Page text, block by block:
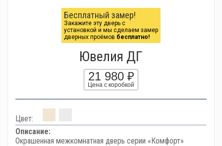
Бесплатный замер!
Закажите эту дверь с
установкой и мы сделаем замер
дверных проёмов бесплатно!
Ювелия ДГ
21 980 ₽
Цена с коробкой
Цвет:
Описание:
Окрашенная межкомнатная дверь серии «Комфорт»